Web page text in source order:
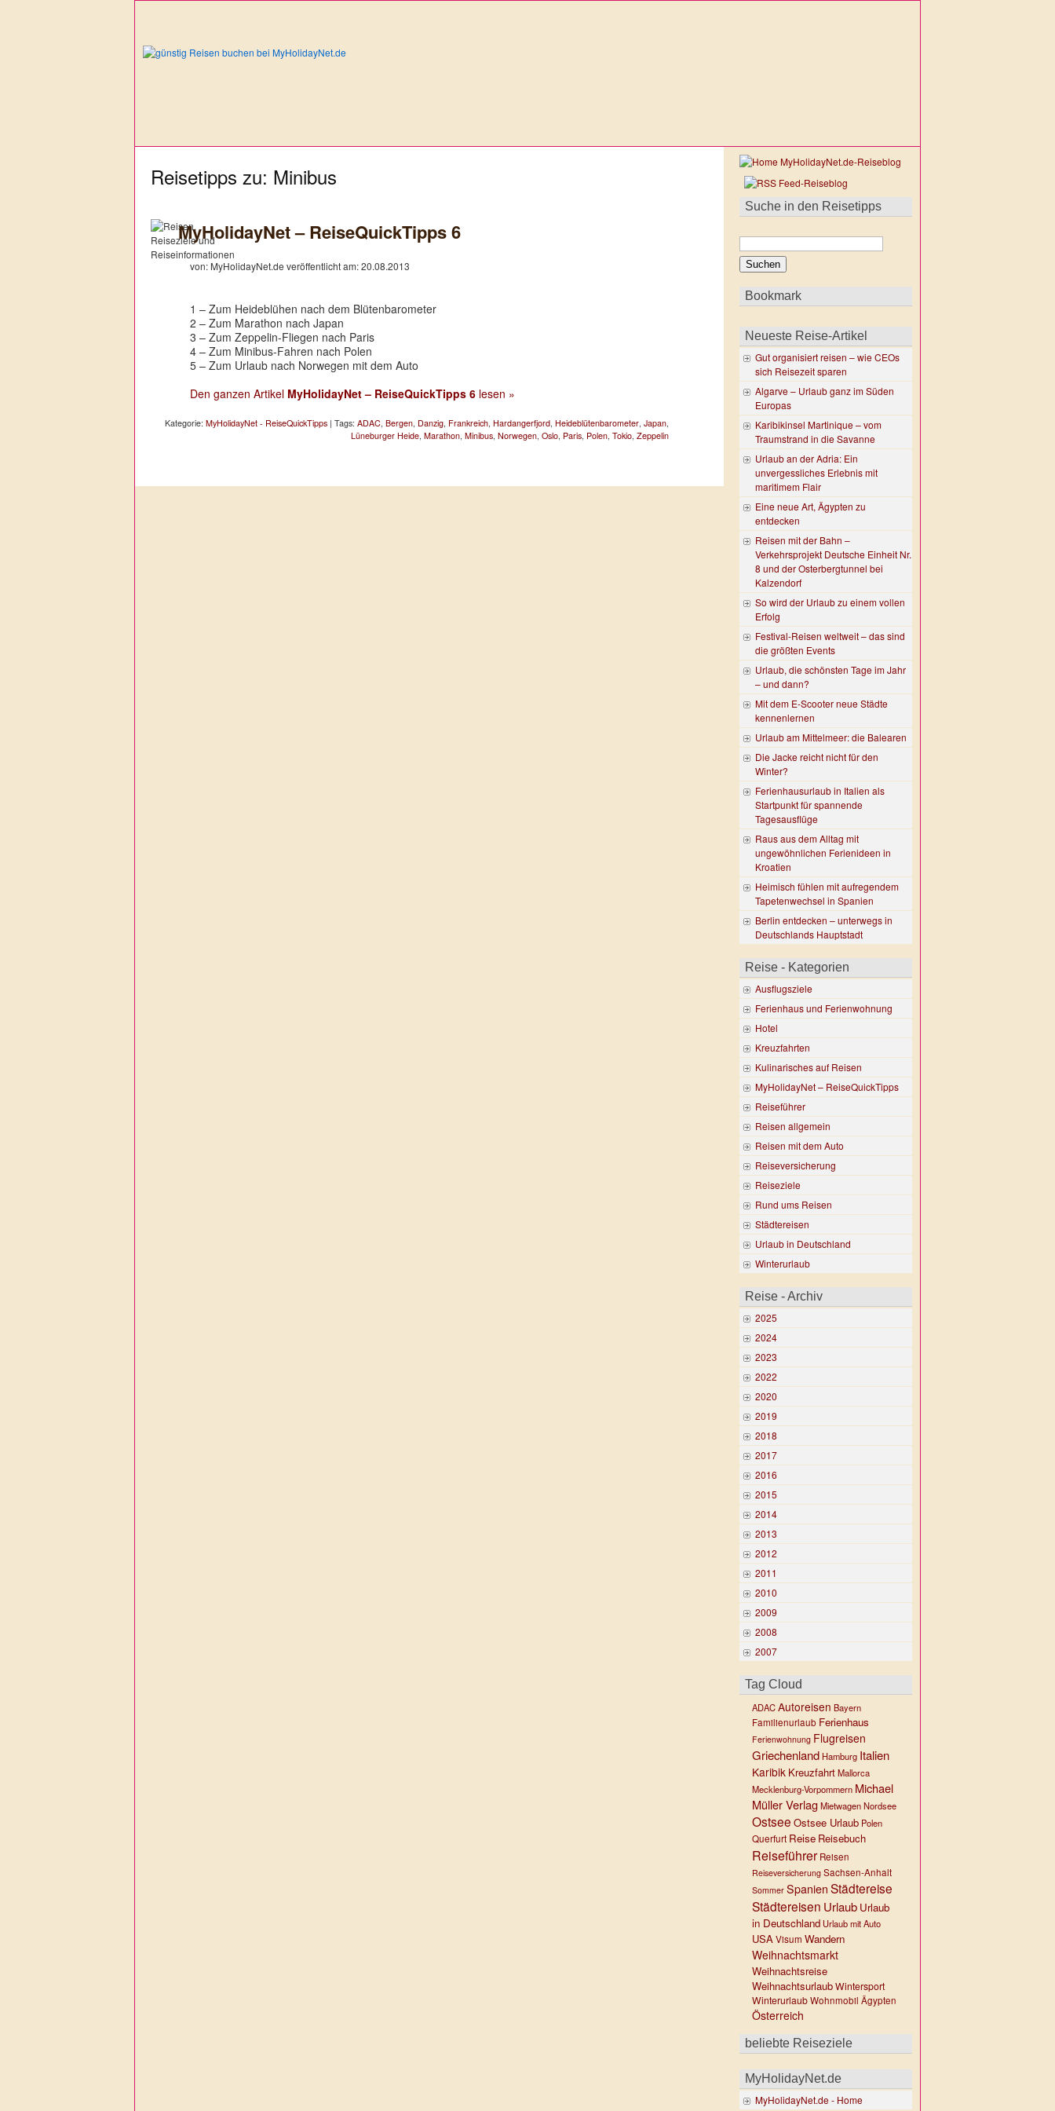
Reisetipps zu: Minibus
MyHolidayNet – ReiseQuickTipps 6
von: MyHolidayNet.de veröffentlicht am: 20.08.2013
1 – Zum Heideblühen nach dem Blütenbarometer
2 – Zum Marathon nach Japan
3 – Zum Zeppelin-Fliegen nach Paris
4 – Zum Minibus-Fahren nach Polen
5 – Zum Urlaub nach Norwegen mit dem Auto
Den ganzen Artikel MyHolidayNet – ReiseQuickTipps 6 lesen »
Kategorie: MyHolidayNet - ReiseQuickTipps | Tags: ADAC, Bergen, Danzig, Frankreich, Hardangerfjord, Heideblütenbarometer, Japan,
Lüneburger Heide, Marathon, Minibus, Norwegen, Oslo, Paris, Polen, Tokio, Zeppelin
Suche in den Reisetipps
Bookmark
Neueste Reise-Artikel
Gut organisiert reisen – wie CEOs
sich Reisezeit sparen
Algarve – Urlaub ganz im Süden
Europas
Karibikinsel Martinique – vom
Traumstrand in die Savanne
Urlaub an der Adria: Ein
unvergessliches Erlebnis mit
maritimem Flair
Eine neue Art, Ägypten zu
entdecken
Reisen mit der Bahn –
Verkehrsprojekt Deutsche Einheit Nr.
8 und der Osterbergtunnel bei
Kalzendorf
So wird der Urlaub zu einem vollen
Erfolg
Festival-Reisen weltweit – das sind
die größten Events
Urlaub, die schönsten Tage im Jahr
– und dann?
Mit dem E-Scooter neue Städte
kennenlernen
Urlaub am Mittelmeer: die Balearen
Die Jacke reicht nicht für den
Winter?
Ferienhausurlaub in Italien als
Startpunkt für spannende
Tagesausflüge
Raus aus dem Alltag mit
ungewöhnlichen Ferienideen in
Kroatien
Heimisch fühlen mit aufregendem
Tapetenwechsel in Spanien
Berlin entdecken – unterwegs in
Deutschlands Hauptstadt
Reise - Kategorien
Ausflugsziele
Ferienhaus und Ferienwohnung
Hotel
Kreuzfahrten
Kulinarisches auf Reisen
MyHolidayNet – ReiseQuickTipps
Reiseführer
Reisen allgemein
Reisen mit dem Auto
Reiseversicherung
Reiseziele
Rund ums Reisen
Städtereisen
Urlaub in Deutschland
Winterurlaub
Reise - Archiv
2025
2024
2023
2022
2020
2019
2018
2017
2016
2015
2014
2013
2012
2011
2010
2009
2008
2007
Tag Cloud
ADACAutoreisen Bayern
Familienurlaub Ferienhaus
Ferienwohnung Flugreisen
Griechenland Hamburg Italien
Karibik KreuzfahrtMallorca
Mecklenburg-Vorpommern Michael
Müller VerlagMietwagenNordsee
Ostsee Ostsee Urlaub Polen
Querfurt Reise Reisebuch
Reiseführer Reisen
Reiseversicherung Sachsen-Anhalt
Sommer Spanien Städtereise
Städtereisen Urlaub Urlaub
in Deutschland Urlaub mit Auto
USAVisum Wandern
Weihnachtsmarkt
Weihnachtsreise
WeihnachtsurlaubWintersport
WinterurlaubWohnmobil Ägypten
Österreich
beliebte Reiseziele
MyHolidayNet.de
MyHolidayNet.de - Home